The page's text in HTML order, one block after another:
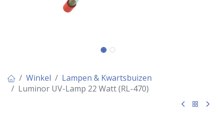
Winkel
Lampen & Kwartsbuizen
Luminor UV-Lamp 22 Watt (RL-470)